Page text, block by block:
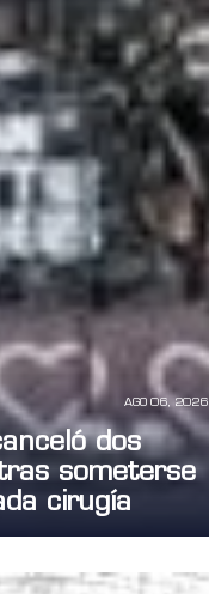
AGO 06, 2026
dos
someterse
cirugía